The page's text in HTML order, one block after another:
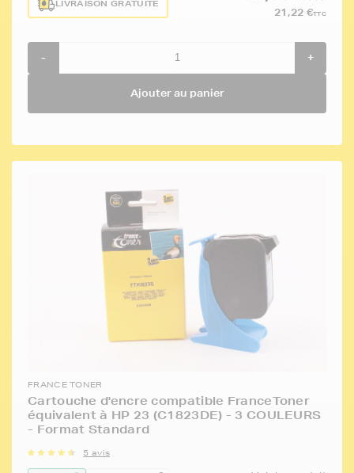
LIVRAISON GRATUITE
21,22 €TTC
- +
Ajouter au panier
FRANCE TONER
Cartouche d'encre compatible FranceToner
équivalent à HP 23 (C1823DE) - 3 COULEURS
- Format Standard
5 avis